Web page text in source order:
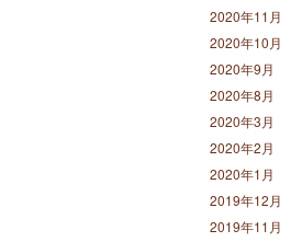
2020年11月
2020年10月
2020年9月
2020年8月
2020年3月
2020年2月
2020年1月
2019年12月
2019年11月